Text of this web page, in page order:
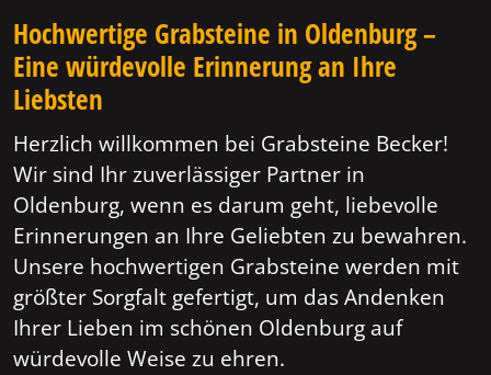
Hochwertige Grabsteine in Oldenburg –
Eine würdevolle Erinnerung an Ihre
Liebsten
Herzlich willkommen bei Grabsteine Becker!
Wir sind Ihr zuverlässiger Partner in
Oldenburg, wenn es darum geht, liebevolle
Erinnerungen an Ihre Geliebten zu bewahren.
Unsere hochwertigen Grabsteine werden mit
größter Sorgfalt gefertigt, um das Andenken
Ihrer Lieben im schönen Oldenburg auf
würdevolle Weise zu ehren.